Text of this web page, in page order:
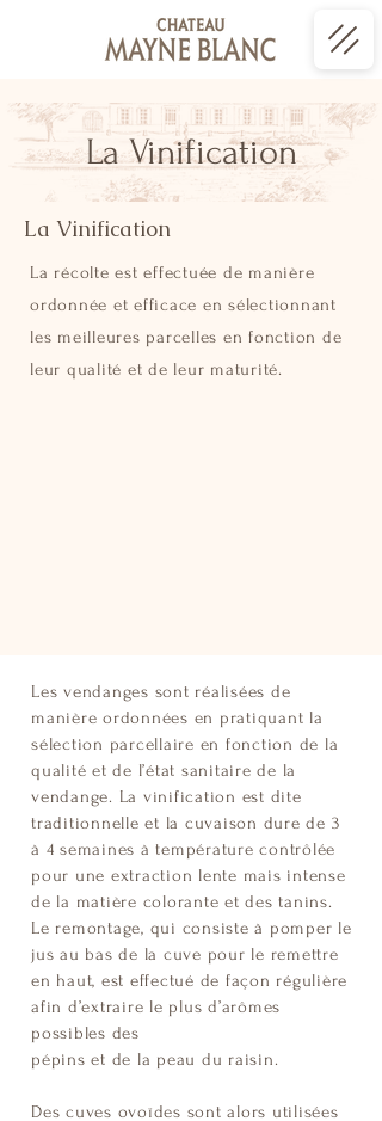
La Vinification
La Vinification
La récolte est effectuée de manière
ordonnée et efficace en sélectionnant
les meilleures parcelles en fonction de
leur qualité et de leur maturité.
Les vendanges sont réalisées de
manière ordonnées en pratiquant la
sélection parcellaire en fonction de la
qualité et de l’état sanitaire de la
vendange. La vinification est dite
traditionnelle et la cuvaison dure de 3
à 4 semaines à température contrôlée
pour une extraction lente mais intense
de la matière colorante et des tanins.
Le remontage, qui consiste à pomper le
jus au bas de la cuve pour le remettre
en haut, est effectué de façon régulière
afin d’extraire le plus d’arômes
possibles des
pépins et de la peau du raisin.
Des cuves ovoïdes sont alors utilisées